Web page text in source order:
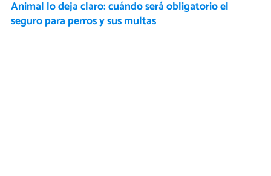
Animal lo deja claro: cuándo será obligatorio el
seguro para perros y sus multas